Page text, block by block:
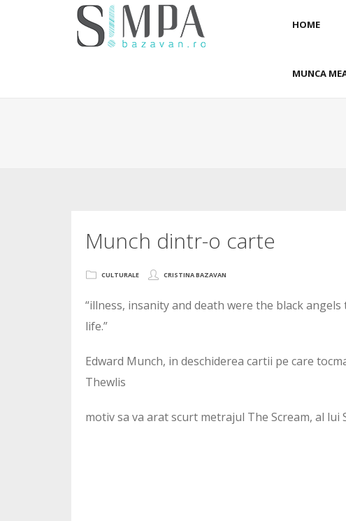
HOME
MUNCA
Munch dintr-o carte
CULTURALE CRISTINA BAZAVAN
“illness, insanity and death were the black
life.”
Edward Munch, in deschiderea cartii pe care
Thewlis
motiv sa va arat scurt metrajul The Scream, al